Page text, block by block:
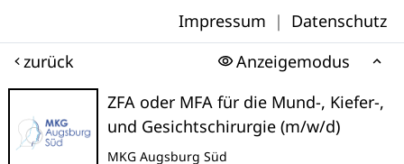
Impressum | Datenschutz
zurück
Anzeigemodus
ZFA oder MFA für die Mund-, Kiefer-,
und Gesichtschirurgie (m/w/d)
MKG Augsburg Süd